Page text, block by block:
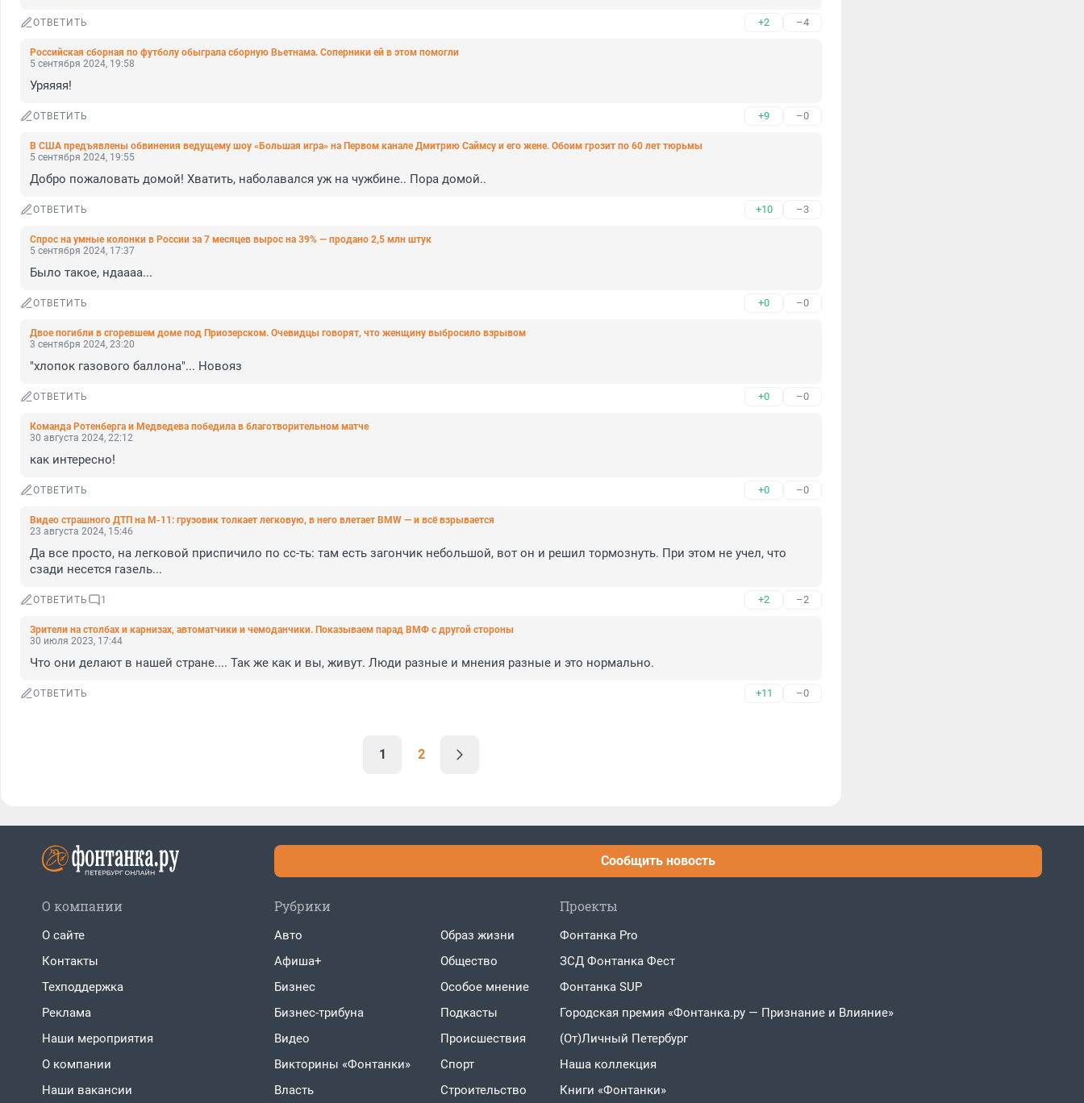
ОТВЕТИТЬ +2 –4
Российская сборная по футболу обыграла сборную Вьетнама. Соперники ей в этом помогли
5 сентября 2024, 19:58
Уряяяя!
ОТВЕТИТЬ +9 –0
В США предъявлены обвинения ведущему шоу «Большая игра» на Первом канале Дмитрию Саймсу и его жене. Обоим грозит по 60 лет тюрьмы
5 сентября 2024, 19:55
Добро пожаловать домой! Хватить, наболавался уж на чужбине.. Пора домой..
ОТВЕТИТЬ +10 –3
Спрос на умные колонки в России за 7 месяцев вырос на 39% — продано 2,5 млн штук
5 сентября 2024, 17:37
Было такое, ндаааа...
ОТВЕТИТЬ +0 –0
Двое погибли в сгоревшем доме под Приозерском. Очевидцы говорят, что женщину выбросило взрывом
3 сентября 2024, 23:20
"хлопок газового баллона"... Новояз
ОТВЕТИТЬ +0 –0
Команда Ротенберга и Медведева победила в благотворительном матче
30 августа 2024, 22:12
как интересно!
ОТВЕТИТЬ +0 –0
Видео страшного ДТП на М-11: грузовик толкает легковую, в него влетает BMW — и всё взрывается
23 августа 2024, 15:46
Да все просто, на легковой приспичило по сс-ть: там есть загончик небольшой, вот он и решил тормознуть. При этом не учел, что
сзади несется газель...
ОТВЕТИТЬ 1 +2 –2
Зрители на столбах и карнизах, автоматчики и чемоданчики. Показываем парад ВМФ с другой стороны
30 июля 2023, 17:44
Что они делают в нашей стране.... Так же как и вы, живут. Люди разные и мнения разные и это нормально.
ОТВЕТИТЬ +11 –0
1 2
Сообщить новость
О компании
О сайте
Контакты
Техподдержка
Реклама
Наши мероприятия
О компании
Наши вакансии
Рубрики
Авто
Афиша+
Бизнес
Бизнес-трибуна
Видео
Викторины «Фонтанки»
Власть
Образ жизни
Общество
Особое мнение
Подкасты
Проиcшествия
Спорт
Строительство
Проекты
Фонтанка Pro
ЗСД Фонтанка Фест
Фонтанка SUP
Городская премия «Фонтанка.ру — Признание и Влияние»
(От)Личный Петербург
Наша коллекция
Книги «Фонтанки»